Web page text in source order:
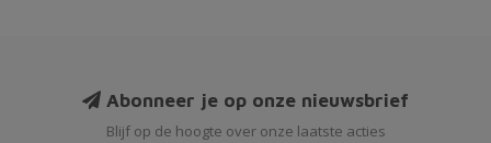
Abonneer je op onze nieuwsbrief
Blijf op de hoogte over onze laatste acties